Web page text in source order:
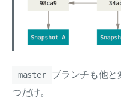
master
ブランチも他と
つだけ。